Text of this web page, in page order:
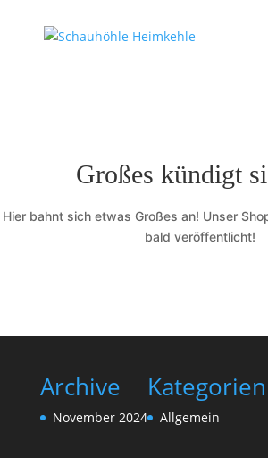
Großes kündigt
Hier bahnt sich etwas Großes an! Unser
bald veröffentlicht!
Archive
November 2024
Kategorien
Allgemein